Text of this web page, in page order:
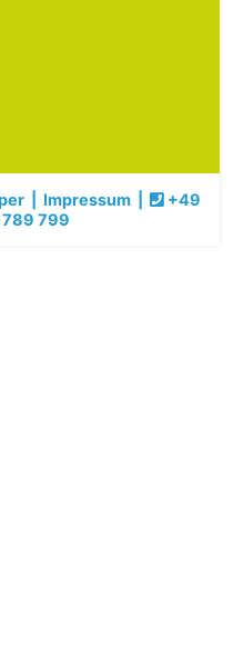
Impressum
+49
799